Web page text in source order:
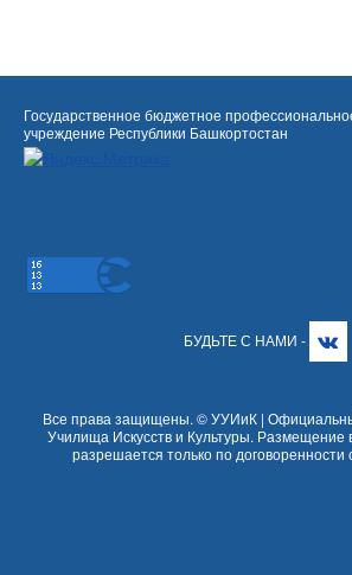
Государственное бюджетное
учреждение Республики Башкортостан
БУДЬТЕ С НАМИ -
Все права защищены. © УУИиК |
Училища Искусств и Культуры. Размещение
разрешается только по договоренности